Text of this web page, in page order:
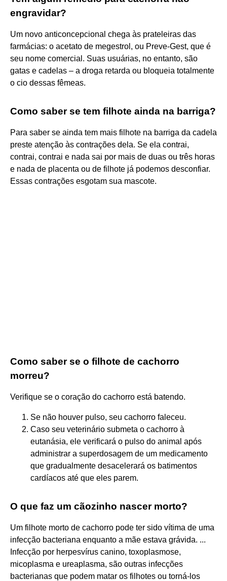
engravidar?
Um novo anticoncepcional chega às prateleiras das
farmácias: o acetato de megestrol, ou Preve-Gest, que é
seu nome comercial. Suas usuárias, no entanto, são
gatas e cadelas – a droga retarda ou bloqueia totalmente
o cio dessas fêmeas.
Como saber se tem filhote ainda na barriga?
Para saber se ainda tem mais filhote na barriga da cadela
preste atenção às contrações dela. Se ela contrai,
contrai, contrai e nada sai por mais de duas ou três horas
e nada de placenta ou de filhote já podemos desconfiar.
Essas contrações esgotam sua mascote.
Como saber se o filhote de cachorro
morreu?
Verifique se o coração do cachorro está batendo.
Se não houver pulso, seu cachorro faleceu.
Caso seu veterinário submeta o cachorro à
eutanásia, ele verificará o pulso do animal após
administrar a superdosagem de um medicamento
que gradualmente desacelerará os batimentos
cardíacos até que eles parem.
O que faz um cãozinho nascer morto?
Um filhote morto de cachorro pode ter sido vítima de uma
infecção bacteriana enquanto a mãe estava grávida. ...
Infecção por herpesvírus canino, toxoplasmose,
micoplasma e ureaplasma, são outras infecções
bacterianas que podem matar os filhotes ou torná-los